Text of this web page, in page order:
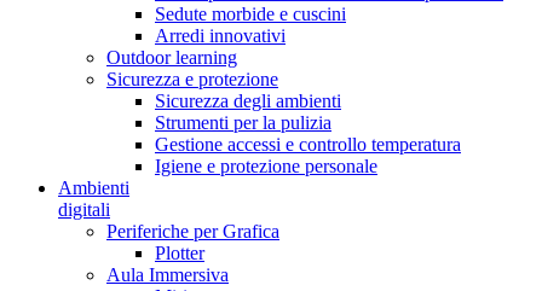
Sedute morbide e cuscini
Arredi innovativi
Outdoor learning
Sicurezza e protezione
Sicurezza degli ambienti
Strumenti per la pulizia
Gestione accessi e controllo temperatura
Igiene e protezione personale
Ambienti
digitali
Periferiche per Grafica
Plotter
Aula Immersiva